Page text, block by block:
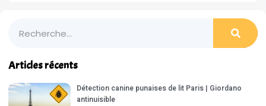
Articles récents
Détection canine punaises de lit Paris | Giordano
antinuisible